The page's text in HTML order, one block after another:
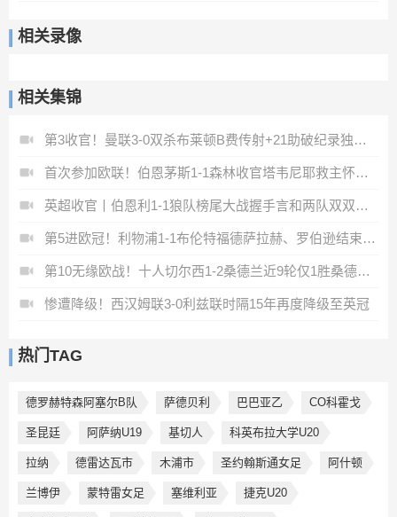
相关录像
相关集锦
第3收官！曼联3-0双杀布莱顿B费传射+21助破纪录独享英超助攻王
首次参加欧联！伯恩茅斯1-1森林收官塔韦尼耶救主怀特远射破门
英超收官丨伯恩利1-1狼队榜尾大战握手言和两队双双降入英冠
第5进欧冠！利物浦1-1布伦特福德萨拉赫、罗伯逊结束9年红军生涯
第10无缘欧战！十人切尔西1-2桑德兰近9轮仅1胜桑德兰第7进欧战
惨遭降级！西汉姆联3-0利兹联时隔15年再度降级至英冠
热门TAG
德罗赫特森阿塞尔B队 萨德贝利 巴巴亚乙 CO科霍戈
圣昆廷 阿萨纳U19 基切人 科英布拉大学U20
拉纳 德雷达瓦市 木浦市 圣约翰斯通女足 阿什顿
兰博伊 蒙特雷女足 塞维利亚 捷克U20